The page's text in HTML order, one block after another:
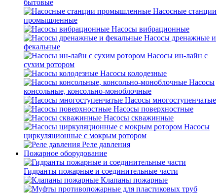
бытовые
Насосные станции
промышленные
Насосы вибрационные
Насосы дренажные и
фекальные
Насосы ин-лайн с
сухим ротором
Насосы колодезные
Насосы
консольные, консольно-моноблочные
Насосы многоступенчатые
Насосы поверхностные
Насосы скважинные
Насосы
циркуляционные с мокрым ротором
Реле давления
Пожарное оборудование
Гидранты пожарные и соединительные части
Клапаны пожарные